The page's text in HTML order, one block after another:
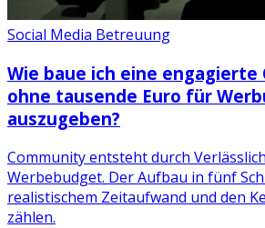
Social Media Betreuung
Wie baue ich eine
ohne tausende Euro für
auszugeben?
Community entsteht durch
Werbebudget. Der Aufbau in fünf
realistischem Zeitaufwand und den
zählen.